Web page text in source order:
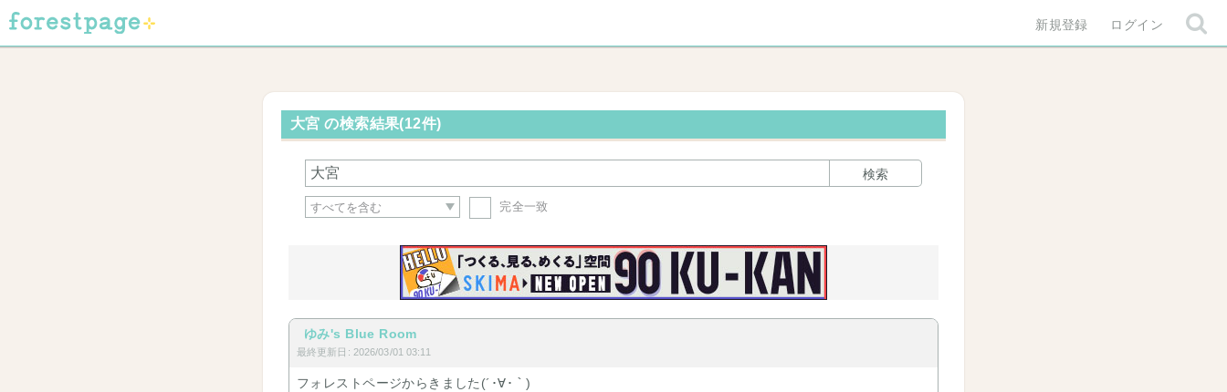
新規登録 ログイン
大宮 の検索結果(12件)
検索
完全一致
ゆみ's Blue Room
最終更新日: 2026/03/01 03:11
フォレストページからきました(´･∀･｀)